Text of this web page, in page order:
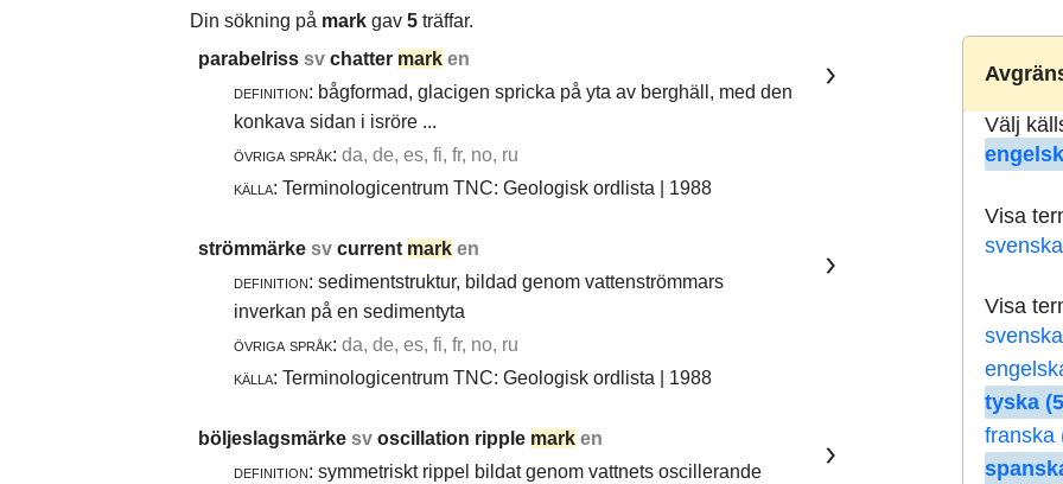
Din sökning på mark gav 5 träffar.
Välj
Visa
Visa
tyska
franska
parabelriss sv chatter mark en
definition: bågformad, glacigen spricka på yta av berghäll, med den
konkava sidan i isröre ...
övriga språk: da, de, es, fi, fr, no, ru
källa: Terminologicentrum TNC: Geologisk ordlista | 1988
strömmärke sv current mark en
definition: sedimentstruktur, bildad genom vattenströmmars
inverkan på en sedimentyta
övriga språk: da, de, es, fi, fr, no, ru
källa: Terminologicentrum TNC: Geologisk ordlista | 1988
böljeslagsmärke sv oscillation ripple mark en
definition: symmetriskt rippel bildat genom vattnets oscillerande